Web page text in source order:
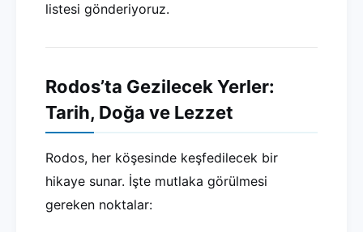
listesi gönderiyoruz.
Rodos’ta Gezilecek Yerler:
Tarih, Doğa ve Lezzet
Rodos, her köşesinde keşfedilecek bir
hikaye sunar. İşte mutlaka görülmesi
gereken noktalar: